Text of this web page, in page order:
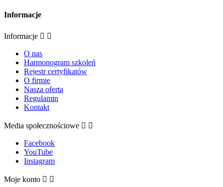
Informacje
Informacje  
O nas
Harmonogram szkoleń
Rejestr certyfikatów
O firmie
Nasza oferta
Regulamin
Kontakt
Media społecznościowe  
Facebook
YouTube
Instagram
Moje konto  